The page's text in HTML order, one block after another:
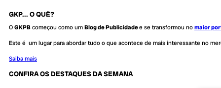
GKP... O QUÊ?
OGKPBcomeçou como umBlog de Publicidadee se transformou nomaior
Este é um lugar para abordar tudo o que acontece de mais interessante no
Saiba mais
CONFIRA OS DESTAQUES DA SEMANA